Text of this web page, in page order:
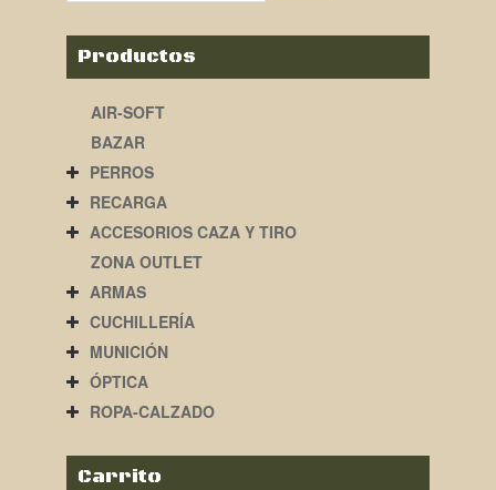
Productos
AIR-SOFT
BAZAR
PERROS
RECARGA
ACCESORIOS CAZA Y TIRO
ZONA OUTLET
ARMAS
CUCHILLERÍA
MUNICIÓN
ÓPTICA
ROPA-CALZADO
Carrito